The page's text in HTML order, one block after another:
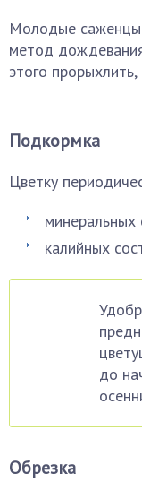
Молодые саженцы
метод
этого
Подкормка
Цветку
минеральных
калийных
до
Обрезка